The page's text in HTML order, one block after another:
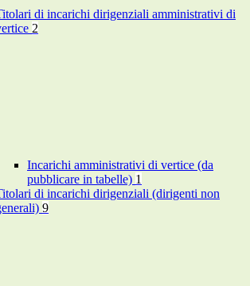
di incarichi dirigenziali amministrativi di
2
Incarichi amministrativi di vertice (da
pubblicare in tabelle) 1
di incarichi dirigenziali (dirigenti non
9